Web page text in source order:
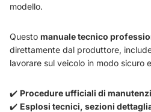
modello.
Questo manuale tecnico
direttamente dal produttore,
lavorare sul veicolo in modo sicuro
✔️ Procedure ufficiali di
✔️ Esplosi tecnici, sezioni